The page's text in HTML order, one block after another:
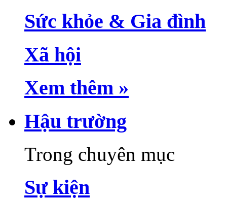
Sức khỏe & Gia đình
Xã hội
Xem thêm »
Hậu trường
Trong chuyên mục
Sự kiện